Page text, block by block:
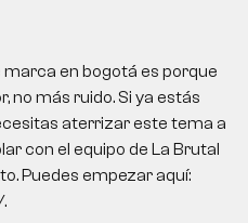
marca en bogotá es porque
no más ruido. Si ya estás
aterrizar este tema a
con el equipo de La Brutal
Puedes empezar aquí: